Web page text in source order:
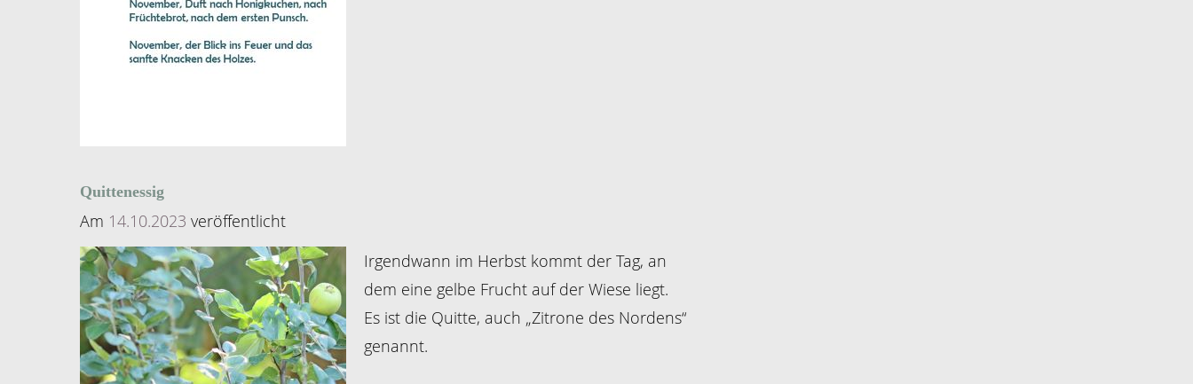
Quittenessig
Am 14.10.2023 veröffentlicht
Irgendwann im Herbst kommt der Tag, an
dem eine gelbe Frucht auf der Wiese liegt.
Es ist die Quitte, auch „Zitrone des Nordens“
genannt.